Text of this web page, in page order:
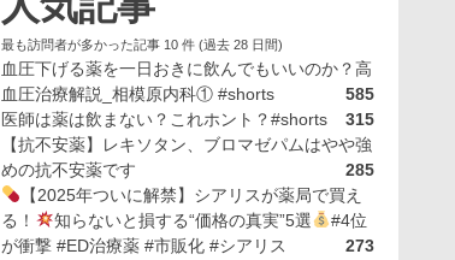
最も訪問者が多かった記事 10 件 (過去 28 日間)
血圧下げる薬を一日おきに飲んでもいいのか？高
血圧治療解説_相模原内科① #shorts
585
医師は薬は飲まない？これホント？#shorts
315
【抗不安薬】レキソタン、ブロマゼパムはやや強
めの抗不安薬です
285
【2025年ついに解禁】シアリスが薬局で買え
る！
知らないと損する“価格の真実”5選
#4位
が衝撃 #ED治療薬 #市販化 #シアリス
273